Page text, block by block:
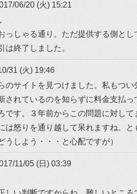
06/20 (火) 15:21
っしゃる通り。ただ提供する側と
は終了しました。
31 (火) 19:46
のサイトを見つけました。私もつ
されているのを知らずに料金支払
です。３年前からこの問題に対し
は怒りを通り越して呆れますね。
うしよう・・・と心配ですが）
11/05 (日) 03:39